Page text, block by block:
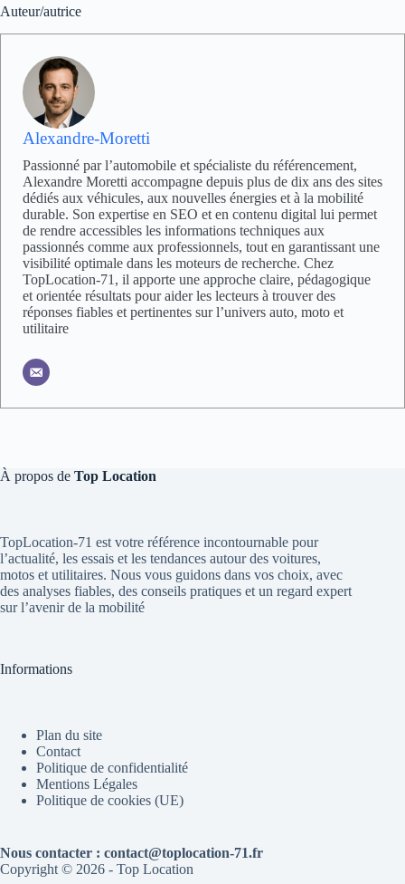
Auteur/autrice
Alexandre-Moretti
Passionné par l’automobile et spécialiste du référencement,
Alexandre Moretti accompagne depuis plus de dix ans des sites
dédiés aux véhicules, aux nouvelles énergies et à la mobilité
durable. Son expertise en SEO et en contenu digital lui permet
de rendre accessibles les informations techniques aux
passionnés comme aux professionnels, tout en garantissant une
visibilité optimale dans les moteurs de recherche. Chez
TopLocation-71, il apporte une approche claire, pédagogique
et orientée résultats pour aider les lecteurs à trouver des
réponses fiables et pertinentes sur l’univers auto, moto et
utilitaire
À propos de Top Location
TopLocation-71 est votre référence incontournable pour
l’actualité, les essais et les tendances autour des voitures,
motos et utilitaires. Nous vous guidons dans vos choix, avec
des analyses fiables, des conseils pratiques et un regard expert
sur l’avenir de la mobilité
Informations
Plan du site
Contact
Politique de confidentialité
Mentions Légales
Politique de cookies (UE)
Nous contacter : contact@toplocation-71.fr
Copyright © 2026 - Top Location